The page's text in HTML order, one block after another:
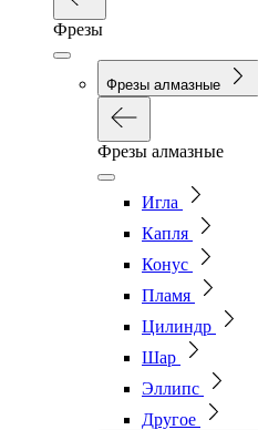
Фрезы
Фрезы алмазные
Фрезы алмазные
Игла
Капля
Конус
Пламя
Цилиндр
Шар
Эллипс
Другое